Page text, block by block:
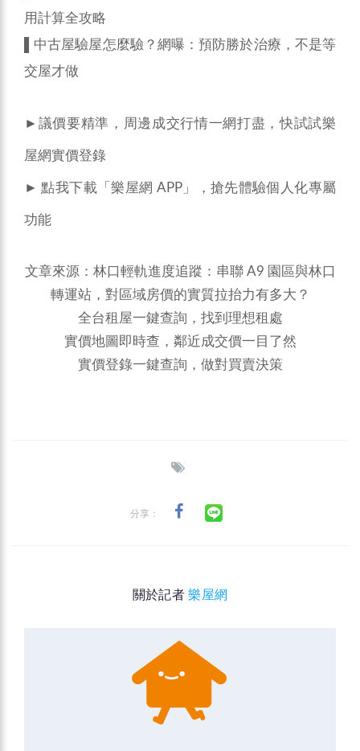
用計算全攻略
中古屋驗屋怎麼驗？網曝：預防勝於治療，不是等
交屋才做
►議價要精準，周邊成交行情一網打盡，快試試樂
屋網實價登錄
► 點我下載「樂屋網 APP」，搶先體驗個人化專屬
功能
文章來源： 林口輕軌進度追蹤：串聯 A9 園區與林口
轉運站，對區域房價的實質拉抬力有多大？
全台租屋一鍵查詢，找到理想租處
實價地圖即時查，鄰近成交價一目了然
實價登錄一鍵查詢，做對買賣決策
分享：
關於記者樂屋網